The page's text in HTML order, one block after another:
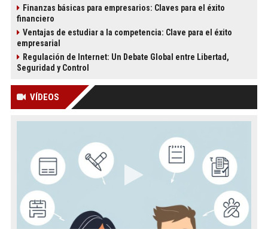
Finanzas básicas para empresarios: Claves para el éxito
financiero
Ventajas de estudiar a la competencia: Clave para el éxito
empresarial
Regulación de Internet: Un Debate Global entre Libertad,
Seguridad y Control
VÍDEOS